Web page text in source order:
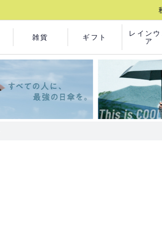
雑貨 ギフト
レインウ
ア